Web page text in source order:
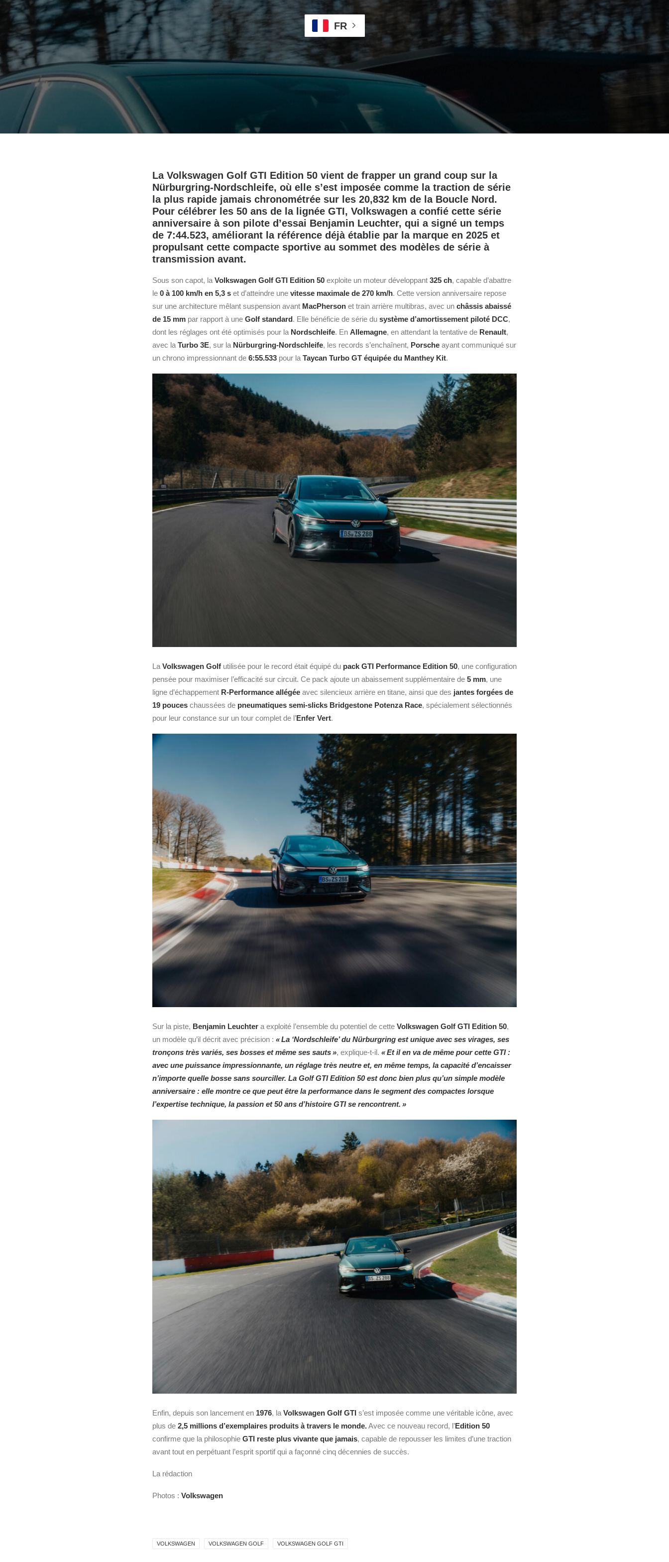
FR
La Volkswagen Golf GTI Edition 50 vient de frapper un grand coup sur la
Nürburgring‑Nordschleife, où elle s’est imposée comme la traction de série
la plus rapide jamais chronométrée sur les 20,832 km de la Boucle Nord.
Pour célébrer les 50 ans de la lignée GTI, Volkswagen a confié cette série
anniversaire à son pilote d’essai Benjamin Leuchter, qui a signé un temps
de 7:44.523, améliorant la référence déjà établie par la marque en 2025 et
propulsant cette compacte sportive au sommet des modèles de série à
transmission avant.
Sous son capot, la Volkswagen Golf GTI Edition 50 exploite un moteur développant 325 ch, capable d’abattre
le 0 à 100 km/h en 5,3 s et d’atteindre une vitesse maximale de 270 km/h. Cette version anniversaire repose
sur une architecture mêlant suspension avant MacPherson et train arrière multibras, avec un châssis abaissé
de 15 mm par rapport à une Golf standard. Elle bénéficie de série du système d’amortissement piloté DCC,
dont les réglages ont été optimisés pour la Nordschleife. En Allemagne, en attendant la tentative de Renault,
avec la Turbo 3E, sur la Nürburgring‑Nordschleife, les records s’enchaînent, Porsche ayant communiqué sur
un chrono impressionnant de 6:55.533 pour la Taycan Turbo GT équipée du Manthey Kit.
La Volkswagen Golf utilisée pour le record était équipé du pack GTI Performance Edition 50, une configuration
pensée pour maximiser l’efficacité sur circuit. Ce pack ajoute un abaissement supplémentaire de 5 mm, une
ligne d’échappement R‑Performance allégée avec silencieux arrière en titane, ainsi que des jantes forgées de
19 pouces chaussées de pneumatiques semi‑slicks Bridgestone Potenza Race, spécialement sélectionnés
pour leur constance sur un tour complet de l’Enfer Vert.
Sur la piste, Benjamin Leuchter a exploité l’ensemble du potentiel de cette Volkswagen Golf GTI Edition 50,
un modèle qu’il décrit avec précision : « La ‘Nordschleife’ du Nürburgring est unique avec ses virages, ses
tronçons très variés, ses bosses et même ses sauts », explique‑t‑il. « Et il en va de même pour cette GTI :
avec une puissance impressionnante, un réglage très neutre et, en même temps, la capacité d’encaisser
n’importe quelle bosse sans sourciller. La Golf GTI Edition 50 est donc bien plus qu’un simple modèle
anniversaire : elle montre ce que peut être la performance dans le segment des compactes lorsque
l’expertise technique, la passion et 50 ans d’histoire GTI se rencontrent. »
Enfin, depuis son lancement en 1976, la Volkswagen Golf GTI s’est imposée comme une véritable icône, avec
plus de 2,5 millions d’exemplaires produits à travers le monde.Avec ce nouveau record, l’Edition 50
confirme que la philosophie GTI reste plus vivante que jamais, capable de repousser les limites d’une traction
avant tout en perpétuant l’esprit sportif qui a façonné cinq décennies de succès.
La rédaction
Photos : Volkswagen
VOLKSWAGEN VOLKSWAGEN GOLF VOLKSWAGEN GOLF GTI